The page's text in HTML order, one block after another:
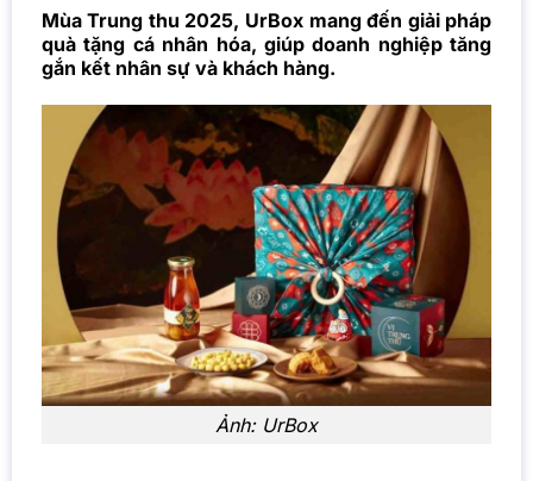
Mùa Trung thu 2025, UrBox mang đến giải pháp
quà tặng cá nhân hóa, giúp doanh nghiệp tăng
gắn kết nhân sự và khách hàng.
Ảnh: UrBox